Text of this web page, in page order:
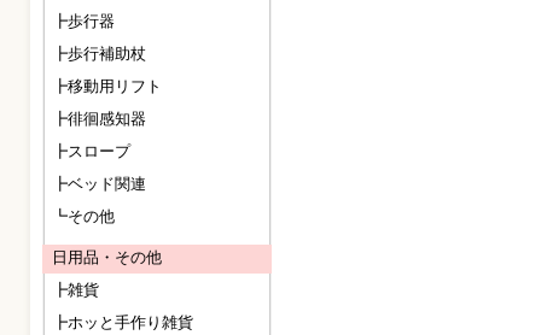
┣歩行器
┣歩行補助杖
┣移動用リフト
┣徘徊感知器
┣スロープ
┣ベッド関連
┗その他
日用品・その他
┣雑貨
┣ホッと手作り雑貨